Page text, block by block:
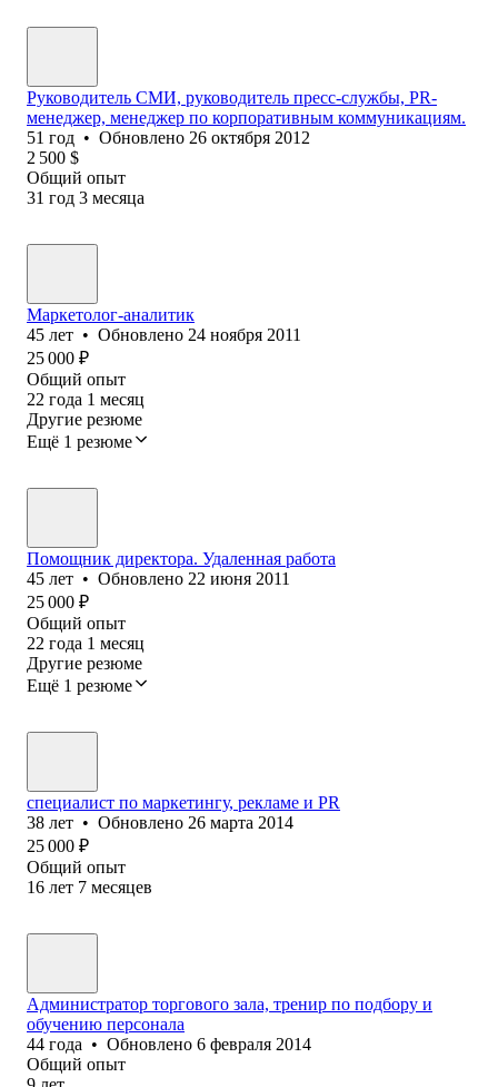
Руководитель СМИ, руководитель пресс-службы, PR-
менеджер, менеджер по корпоративным коммуникациям.
51 год • Обновлено 26 октября 2012
2 500 $
Общий опыт
31 год 3 месяца
Маркетолог-аналитик
45 лет • Обновлено 24 ноября 2011
25 000 ₽
Общий опыт
22 года 1 месяц
Другие резюме
Ещё 1 резюме
Помощник директора. Удаленная работа
45 лет • Обновлено 22 июня 2011
25 000 ₽
Общий опыт
22 года 1 месяц
Другие резюме
Ещё 1 резюме
специалист по маркетингу, рекламе и PR
38 лет • Обновлено 26 марта 2014
25 000 ₽
Общий опыт
16 лет 7 месяцев
Администратор торгового зала, тренир по подбору и
обучению персонала
44 года • Обновлено 6 февраля 2014
Общий опыт